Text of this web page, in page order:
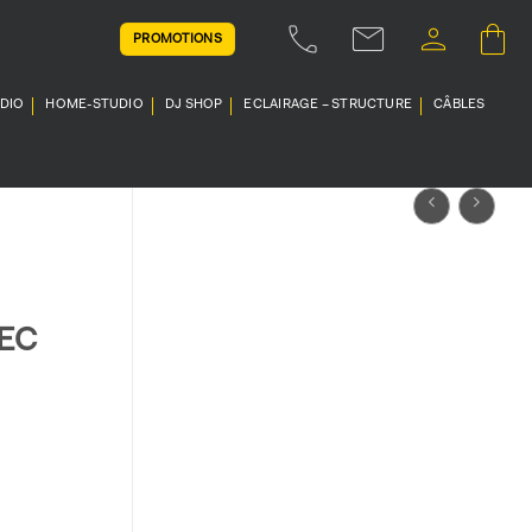
PROMOTIONS
HOME-STUDIO DJ SHOP ECLAIRAGE – STRUCTURE CÂBLES